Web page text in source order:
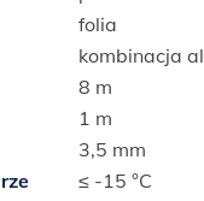
folia
kombinacja
8 m
1 m
3,5 mm
≤ -15 °C